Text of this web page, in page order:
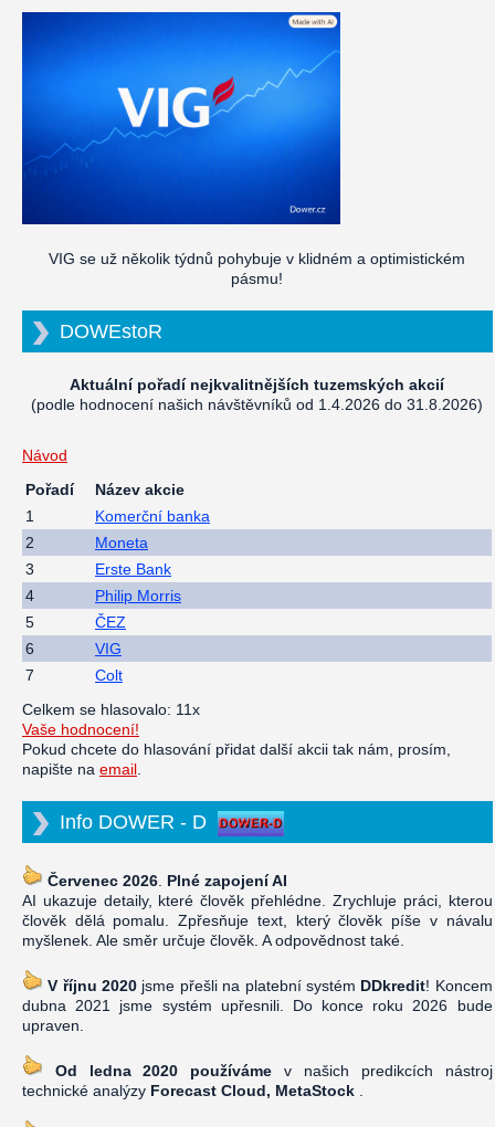
VIG se už několik týdnů pohybuje v klidném a optimistickém
pásmu!
DOWEstoR
Aktuální pořadí nejkvalitnějších tuzemských akcií
(podle hodnocení našich návštěvníků od 1.4.2026 do 31.8.2026)
Návod
Pořadí
Název akcie
1
Komerční banka
2
Moneta
3
Erste Bank
4
Philip Morris
5
ČEZ
6
VIG
7
Colt
Celkem se hlasovalo: 11x
Vaše hodnocení!
Pokud chcete do hlasování přidat další akcii tak nám, prosím,
napište na email
Info DOWER - D
Červenec 2026 Plné zapojení AI
AI ukazuje detaily, které člověk přehlédne. Zrychluje práci, kterou
člověk dělá pomalu. Zpřesňuje text, který člověk píše v návalu
myšlenek. Ale směr určuje člověk. A odpovědnost také.
V říjnu 2020 jsme přešli na platební systém DDkredit! Koncem
dubna 2021 jsme systém upřesnili. Do konce roku 2026 bude
upraven.
Od ledna 2020 používáme v našich predikcích nástroj
technické analýzy Forecast Cloud, MetaStock